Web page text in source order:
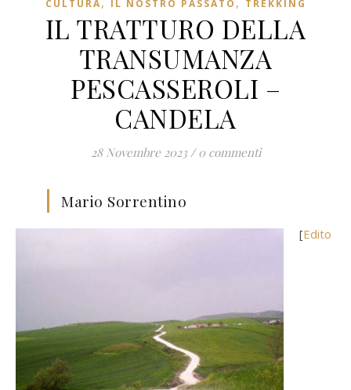
CULTURA IL NOSTRO PASSATO TREKKING
IL TRATTURO DELLA
TRANSUMANZA
PESCASSEROLI –
CANDELA
28 Novembre 2023 / 0 commenti
Mario Sorrentino
[Edito